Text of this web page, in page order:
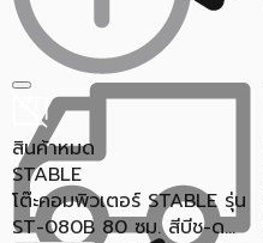
สินค้าหมด
STABLE
โต๊ะคอมพิวเตอร์ STABLE รุ่น
ST-080B 80 ซม. สีบีช-ด...